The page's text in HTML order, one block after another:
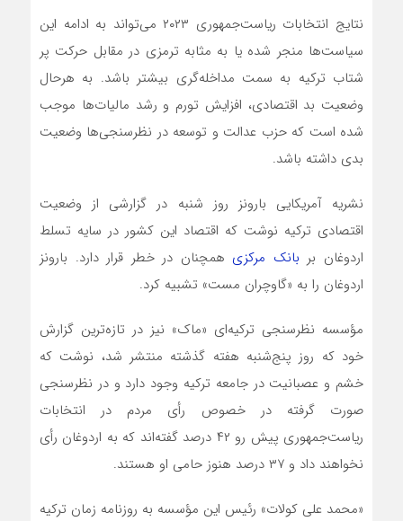
نتایج انتخابات ریاست‌جمهوری ۲۰۲۳ می‌تواند به ادامه این
سیاست‌ها منجر شده یا به مثابه ترمزی در مقابل حرکت پر
شتاب ترکیه به سمت مداخله‌گری بیشتر باشد. به هرحال
وضعیت بد اقتصادی، افزایش تورم و رشد مالیات‌ها موجب
شده است که حزب عدالت و توسعه در نظرسنجی‌ها وضعیت
بدی داشته باشد.
نشریه آمریکایی بارونز روز شنبه در گزارشی از وضعیت
اقتصادی ترکیه نوشت که اقتصاد این کشور در سایه تسلط
اردوغان بر بانک مرکزی همچنان در خطر قرار دارد. بارونز
اردوغان را به «گاوچران مست» تشبیه کرد.
مؤسسه نظرسنجی ترکیه‌ای «ماک» نیز در تازه‌ترین گزارش
خود که روز پنج‌شنبه هفته گذشته منتشر شد، نوشت که
خشم و عصبانیت در جامعه ترکیه وجود دارد و در نظرسنجی
صورت گرفته در خصوص رأی مردم در انتخابات
ریاست‌جمهوری پیش رو ۴۲ درصد گفته‌اند که به اردوغان رأی
نخواهند داد و ۳۷ درصد هنوز حامی او هستند.
«محمد علی کولات» رئیس این مؤسسه به روزنامه زمان ترکیه